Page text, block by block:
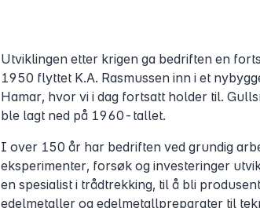
Utviklingen etter krigen ga bedriften en
1950 flyttet K.A. Rasmussen inn i et
Hamar, hvor vi i dag fortsatt holder til.
ble lagt ned på 1960-tallet.
I over 150 år har bedriften ved grundig
eksperimenter, forsøk og investeringer
en spesialist i trådtrekking, til å bli
edelmetaller og edelmetallpreparater til